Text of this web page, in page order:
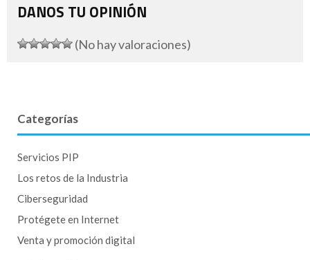
DANOS TU OPINIÓN
(No hay valoraciones)
Categorías
Servicios PIP
Los retos de la Industria
Ciberseguridad
Protégete en Internet
Venta y promoción digital